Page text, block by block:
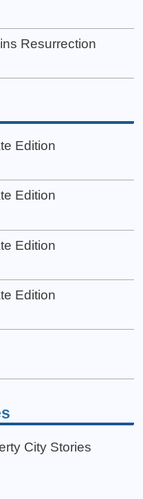
Resurrection
Edition
Edition
Edition
Edition
City Stories